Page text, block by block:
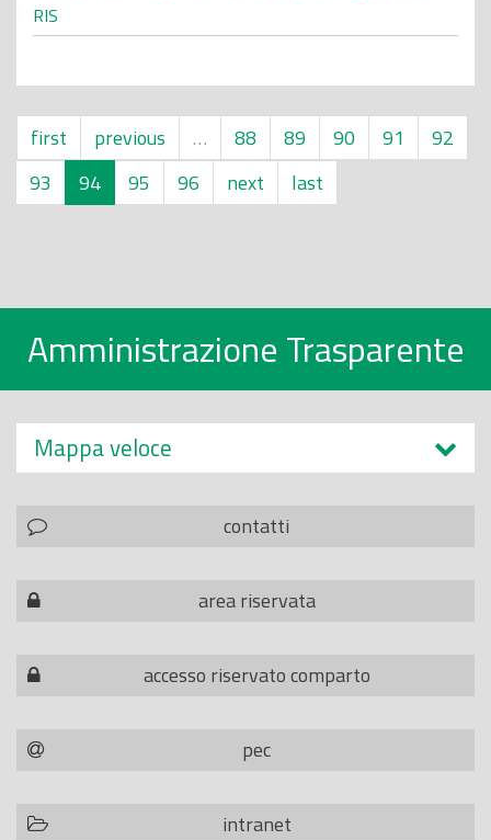
RIS
first previous … 88 89 90 91
92
93
94 95 96 next last
Amministrazione Trasparente
Mappa veloce
contatti
area riservata
accesso riservato comparto
pec
intranet